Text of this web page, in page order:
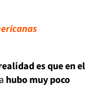
es que en el
hubo muy poco